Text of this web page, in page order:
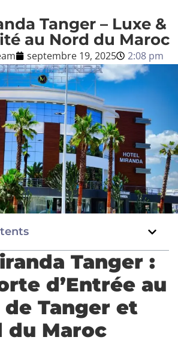
Contact us
Blog
Français
BOOK NOW
Tanger – Luxe &
au Nord du Maroc
septembre 19, 2025 2:08 pm
Tanger :
d’Entrée au
de Tanger et
du Maroc